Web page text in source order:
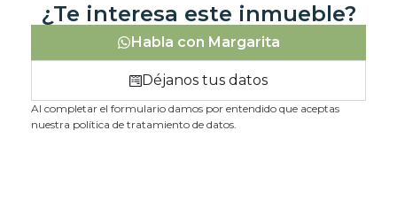
¿Te interesa este inmueble?
Habla con Margarita
Déjanos tus datos
Al completar el formulario damos por entendido que aceptas
nuestra política de tratamiento de datos.